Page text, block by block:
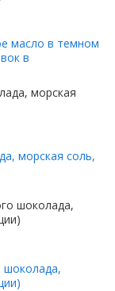
масло в темном
в
морская соль,
шоколада,